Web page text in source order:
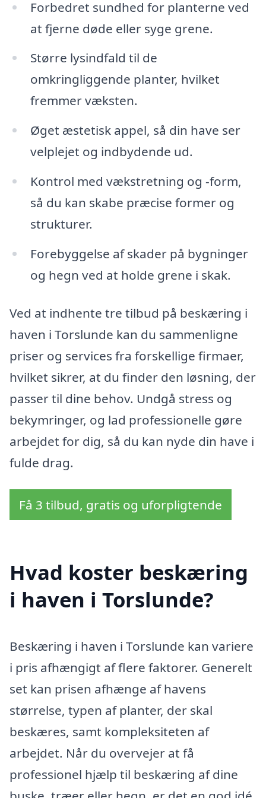
Forbedret sundhed for planterne ved
at fjerne døde eller syge grene.
Større lysindfald til de
omkringliggende planter, hvilket
fremmer væksten.
Øget æstetisk appel, så din have ser
velplejet og indbydende ud.
Kontrol med vækstretning og -form,
så du kan skabe præcise former og
strukturer.
Forebyggelse af skader på bygninger
og hegn ved at holde grene i skak.
Ved at indhente tre tilbud på beskæring i
haven i Torslunde kan du sammenligne
priser og services fra forskellige firmaer,
hvilket sikrer, at du finder den løsning, der
passer til dine behov. Undgå stress og
bekymringer, og lad professionelle gøre
arbejdet for dig, så du kan nyde din have i
fulde drag.
Få 3 tilbud, gratis og uforpligtende
Hvad koster beskæring
i haven i Torslunde?
Beskæring i haven i Torslunde kan variere
i pris afhængigt af flere faktorer. Generelt
set kan prisen afhænge af havens
størrelse, typen af planter, der skal
beskæres, samt kompleksiteten af
arbejdet. Når du overvejer at få
professionel hjælp til beskæring af dine